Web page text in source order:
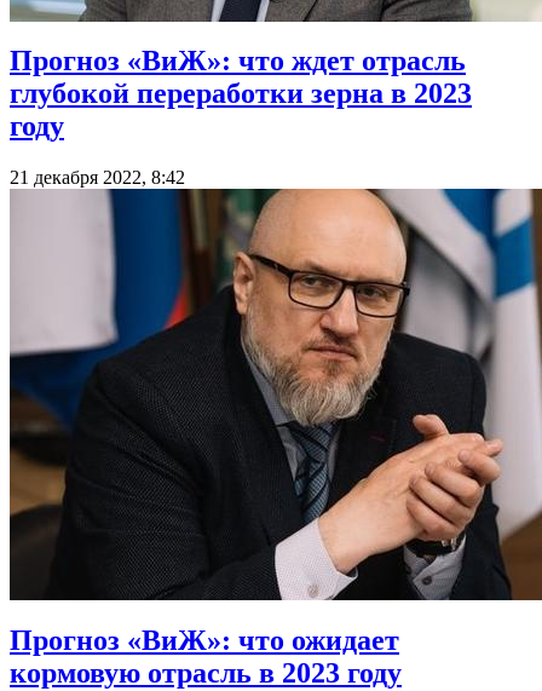
Прогноз «ВиЖ»: что ждет отрасль
глубокой переработки зерна в 2023
году
21 декабря 2022, 8:42
Прогноз «ВиЖ»: что ожидает
кормовую отрасль в 2023 году